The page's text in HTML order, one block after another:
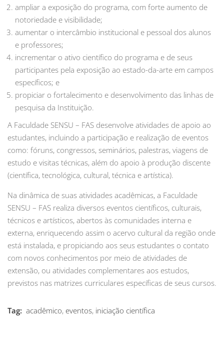
ampliar a exposição do programa, com forte aumento de
notoriedade e visibilidade;
aumentar o intercâmbio institucional e pessoal dos alunos
e professores;
incrementar o ativo científico do programa e de seus
participantes pela exposição ao estado-da-arte em campos
específicos; e
propiciar o fortalecimento e desenvolvimento das linhas de
pesquisa da Instituição.
A Faculdade SENSU – FAS desenvolve atividades de apoio ao
estudantes, incluindo a participação e realização de eventos
como: fóruns, congressos, seminários, palestras, viagens de
estudo e visitas técnicas, além do apoio à produção discente
(científica, tecnológica, cultural, técnica e artística).
Na dinâmica de suas atividades acadêmicas, a Faculdade
SENSU – FAS realiza diversos eventos científicos, culturais,
técnicos e artísticos, abertos às comunidades interna e
externa, enriquecendo assim o acervo cultural da região onde
está instalada, e propiciando aos seus estudantes o contato
com novos conhecimentos por meio de atividades de
extensão, ou atividades complementares aos estudos,
previstos nas matrizes curriculares específicas de seus cursos.
Tag: acadêmico, eventos, iniciação científica